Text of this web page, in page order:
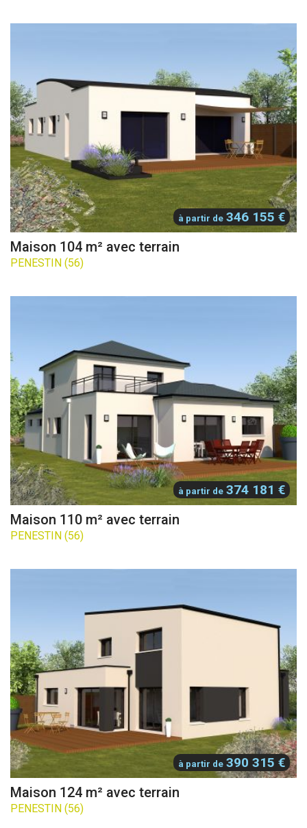
à partir de 346 155 €
Maison 104 m² avec terrain
PENESTIN (56)
à partir de 374 181 €
Maison 110 m² avec terrain
PENESTIN (56)
à partir de 390 315 €
Maison 124 m² avec terrain
PENESTIN (56)